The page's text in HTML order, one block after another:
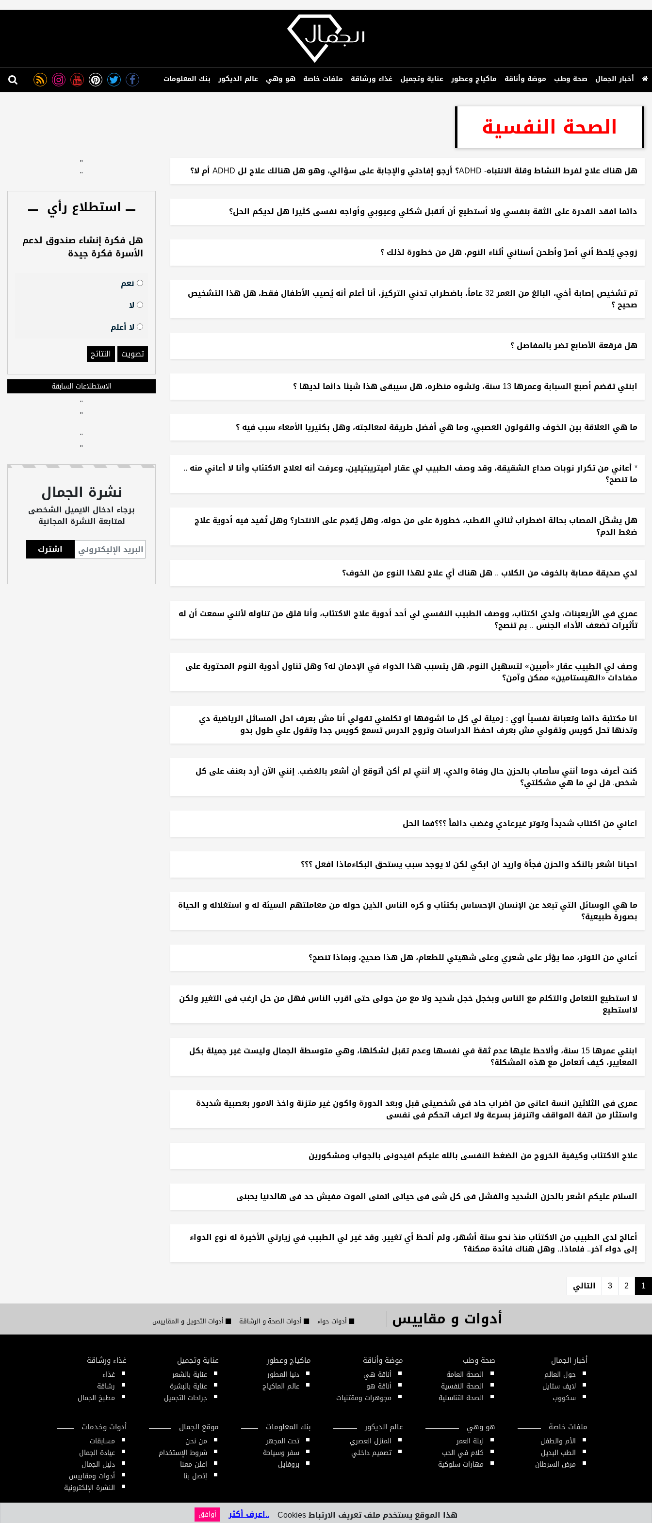
أخبار الجمال صحة وطب موضة وأناقة ماكياج وعطور عناية وتجميل غذاء ورشاقة ملفات خاصة هو وهي عالم الديكور بنك المعلومات
الصحة النفسية
هل هناك علاج لفرط النشاط وقلة الانتباه- ADHD؟ أرجو إفادتي والإجابة على سؤالي، وهو هل هنالك علاج لل ADHD أم لا؟
دائما افقد القدرة على الثقة بنفسي ولا أستطيع أن أتقبل شكلي وعيوبي وأواجه نفسى كثيرا هل لديكم الحل؟
زوجي يُلحظ أني أصرّ وأطحن أسناني أثناء النوم، هل من خطورة لذلك ؟
تم تشخيص إصابة أخي، البالغ من العمر 32 عاماً، باضطراب تدني التركيز، أنا أعلم أنه يُصيب الأطفال فقط، هل هذا التشخيص
صحيح ؟
هل فرقعة الأصابع تضر بالمفاصل ؟
ابنتي تقضم أصبع السبابة وعمرها 13 سنة، وتشوه منظره، هل سيبقى هذا شيئا دائما لديها ؟
ما هي العلاقة بين الخوف والقولون العصبي، وما هي أفضل طريقة لمعالجته، وهل بكتيريا الأمعاء سبب فيه ؟
* أعاني من تكرار نوبات صداع الشقيقة، وقد وصف الطبيب لي عقار أميتريبتيلين، وعرفت أنه لعلاج الاكتئاب وأنا لا أعاني منه ..
ما تنصح؟
هل يشكّل المصاب بحالة اضطراب ثنائي القطب، خطورة على من حوله، وهل يُقدِم على الانتحار؟ وهل تُفيد فيه أدوية علاج
ضغط الدم؟
لدي صديقة مصابة بالخوف من الكلاب .. هل هناك أي علاج لهذا النوع من الخوف؟
عمري في الأربعينات، ولدي اكتئاب، ووصف الطبيب النفسي لي أحد أدوية علاج الاكتئاب، وأنا قلق من تناوله لأنني سمعت أن له
تأثيرات تضعف الأداء الجنس .. بم تنصح؟
وصف لي الطبيب عقار «أمبين» لتسهيل النوم، هل يتسبب هذا الدواء في الإدمان له؟ وهل تناول أدوية النوم المحتوية على
مضادات «الهيستامين» ممكن وآمن؟
انا مكتئبة دائما وتعبانة نفسياً اوي : زميلة لي كل ما اشوفها او تكلمني تقولي أنا مش بعرف احل المساثل الرياضية دي
وتدنها تحل كويس وتقولي مش بعرف احفظ الدراسات وتروح الدرس تسمع كويس جدا وتقول علي طول بدو
كنت أعرف دوما أنني سأصاب بالحزن حال وفاة والدي، إلا أنني لم أكن أتوقع أن أشعر بالغضب. إنني الآن أرد بعنف على كل
شخص. قل لي ما هي مشكلتي؟
اعاني من اكتئاب شديداً وتوتر غيرعادي وغضب دائماً ؟؟؟فما الحل
احيانا اشعر بالنكد والحزن فجأة واريد ان ابكي لكن لا يوجد سبب يستحق البكاءماذا افعل ؟؟؟
ما هي الوسائل التي تبعد عن الإنسان الإحساس بكتئاب و كره الناس الذين حوله من معاملتهم السيئة له و استغلاله و الحياة
بصورة طبيعية؟
أعاني من التوتر، مما يؤثر على شعري وعلى شهيتي للطعام، هل هذا صحيح، وبماذا تنصح؟
لا استطيع التعامل والتكلم مع الناس وبخجل خجل شديد ولا مع من حولى حتى اقرب الناس فهل من حل ارغب فى التغير ولكن
لااستطيع
ابنتي عمرها 15 سنة، وألاحظ عليها عدم ثقة في نفسها وعدم تقبل لشكلها، وهي متوسطة الجمال وليست غير جميلة بكل
المعايير، كيف أتعامل مع هذه المشكلة؟
عمرى فى الثلاثين انسة اعانى من اضراب حاد فى شخصيتى قبل وبعد الدورة واكون غير متزنة واخذ الامور بعصبية شديدة
واستثار من اتفة المواقف واتنرفز بسرعة ولا اعرف اتحكم فى نفسى
علاج الاكتئاب وكيفية الخروج من الضغط النفسى بالله عليكم افيدونى بالجواب ومشكورين
السلام عليكم اشعر بالحزن الشديد والفشل فى كل شى فى حياتى اتمنى الموت مفيش حد فى هالدنيا يحبنى
أعالج لدى الطبيب من الاكتئاب منذ نحو ستة أشهر، ولم ألحظ أي تغيير. وقد غير لي الطبيب في زيارتي الأخيرة له نوع الدواء
إلى دواء آخر.. فلماذا.. وهل هناك فائدة ممكنة؟
1
2
3 التالي
"
"
استطلاع رأي
هل فكرة إنشاء صندوق لدعم
الأسرة فكرة جيدة
نعم
لا
لا أعلم
تصويت
النتائج
الاستطلاعات السابقة
"
"
"
"
نشرة الجمال
برجاء ادخال الايميل الشخصى
لمتابعة النشرة المجانية
أدوات و مقاييس أدوات حواء أدوات الصحة و الرشاقة أدوات التحويل و المقاييس
أخبار الجمال
حول العالم
لايف ستايل
سكووب
صحة وطب
الصحة العامة
الصحة النفسية
الصحة التناسلية
موضة وأناقة
أناقة هي
أناقة هو
مجوهرات ومقتنيات
ماكياج وعطور
دنيا العطور
عالم الماكياج
عناية وتجميل
عناية بالشعر
عناية بالبشرة
جراحات التجميل
غذاء ورشاقة
غذاء
رشاقة
مطبخ الجمال
ملفات خاصة
الأم والطفل
الطب البديل
مرض السرطان
هو وهي
ليلة العمر
كلام في الحب
مهارات سلوكية
عالم الديكور
المنزل العصري
تصميم داخلي
بنك المعلومات
تحت المجهر
سفر وسياحة
بروفايل
موقع الجمال
من نحن
شروط الإستخدام
اعلن معنا
إتصل بنا
أدوات وخدمات
مسابقات
عيادة الجمال
دليل الجمال
أدوات ومقاييس
النشرة الإلكترونية
هذا الموقع يستخدم ملف تعريف الارتباط Cookies ..اعرف أكثر أوافق